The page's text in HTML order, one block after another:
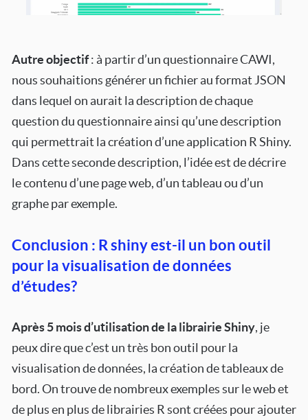
Autre objectif: à partir d’un questionnaire CAWI,
nous souhaitions générer un fichier au format JSON
dans lequel on aurait la description de chaque
question du questionnaire ainsi qu’une description
qui permettrait la création d’une application R Shiny.
Dans cette seconde description, l’idée est de décrire
le contenu d’une page web, d’un tableau ou d’un
graphe par exemple.
Conclusion : R shiny est-il un bon outil
pour la visualisation de données
d’études?
Après 5 mois d’utilisation de la librairie Shiny, je
peux dire que c’est un très bon outil pour la
visualisation de données, la création de tableaux de
bord. On trouve de nombreux exemples sur le web et
de plus en plus de librairies R sont créées pour ajouter